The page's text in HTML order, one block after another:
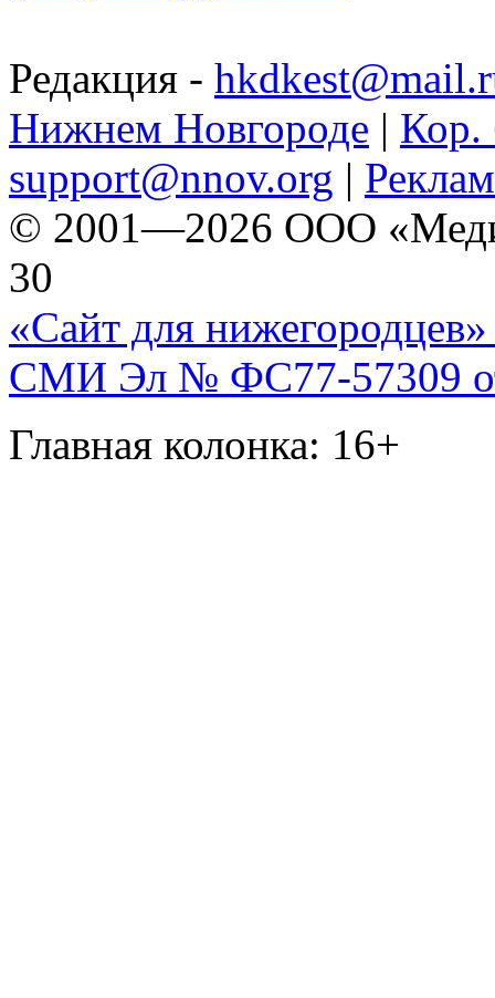
Редакция -
Нижнем Новгороде | Кор.
support@nnov.org |
© 2001—2026 ООО
30
«Сайт для нижегородцев»
СМИ Эл № ФС77-57309
Главная колонка: 16+